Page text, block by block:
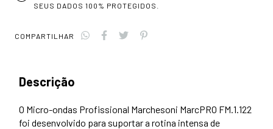
SEUS DADOS 100% PROTEGIDOS.
COMPARTILHAR
Descrição
O Micro-ondas Profissional Marchesoni MarcPRO FM.1.122
foi desenvolvido para suportar a rotina intensa de